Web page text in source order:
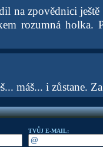
na zpovědnici
rozumná holka.
máš... i zůstane.
TVŮJ E-MAIL: